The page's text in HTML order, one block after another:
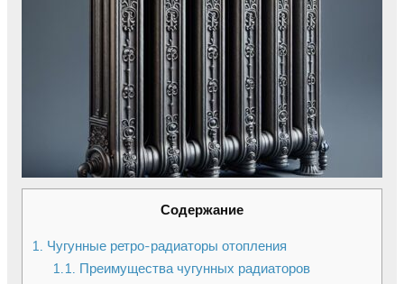
Содержание
1. Чугунные ретро-радиаторы отопления
1.1. Преимущества чугунных радиаторов